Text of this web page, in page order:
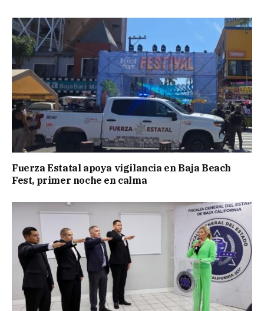
Fuerza Estatal apoya vigilancia en Baja Beach
Fest, primer noche en calma